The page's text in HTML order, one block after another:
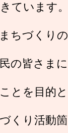
ています。
ちづくりの
の皆さまに
とを目的と
くり活動箇